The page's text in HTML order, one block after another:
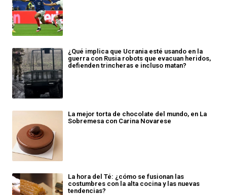
¿Qué implica que Ucrania esté usando en la
guerra con Rusia robots que evacuan heridos,
defienden trincheras e incluso matan?
La mejor torta de chocolate del mundo, en La
Sobremesa con Carina Novarese
La hora del Té: ¿cómo se fusionan las
costumbres con la alta cocina y las nuevas
tendencias?